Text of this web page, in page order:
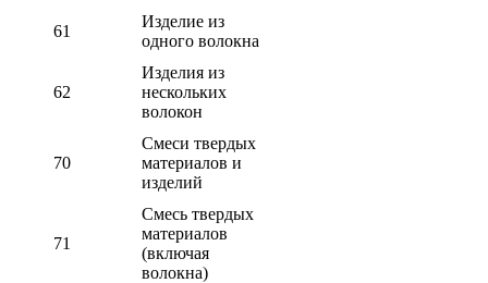
61
Изделие из
одного волокна
62
Изделия из
нескольких
волокон
70
Смеси твердых
материалов и
изделий
71
Смесь твердых
материалов
(включая
волокна)